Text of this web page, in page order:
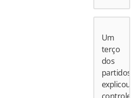
Um
terço
dos
partidos
explicou